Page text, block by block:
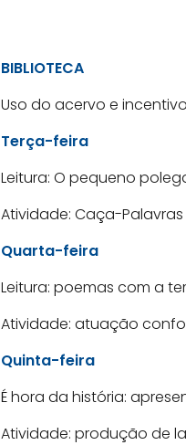
BIBLIOTECA
Uso do acervo e
Terça-feira
Leitura: O pequeno
Atividade: Caça-Palavras
Quarta-feira
Leitura: poemas com a
Atividade: atuação
Quinta-feira
É hora da história:
Atividade: produção de